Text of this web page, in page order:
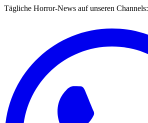
Tägliche Horror-News auf unseren Channels: